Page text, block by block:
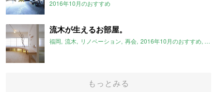
2016年10月のおすすめ
流木が生えるお部屋。
福岡 流木 リノベーション 再会 2016年10月のおすすめ 博多
もっとみる